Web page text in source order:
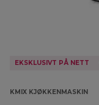
EKSKLUSIVT PÅ NETT
KMIX KJØKKENMASKIN